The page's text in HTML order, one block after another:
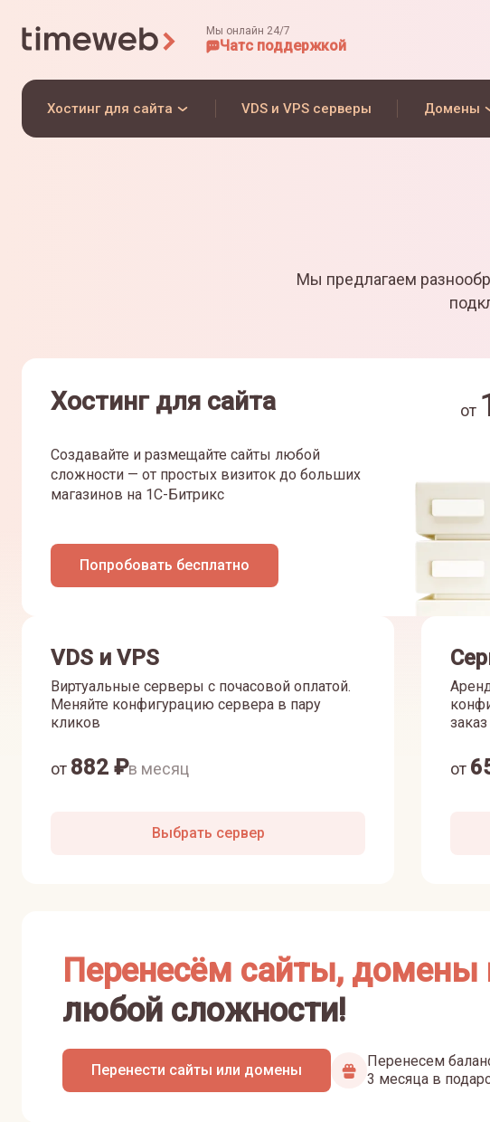
Мы онлайн 24/7
Чатс поддержкой
Хостинг для сайта VDS и VPS серверы Домены
Мы предлагаем
Хостинг для сайта
Создавайте и размещайте сайты любой
сложности — от простых визиток до больших
магазинов на 1С-Битрикс
Попробовать бесплатно
от
VDS и VPS
Виртуальные серверы с почасовой оплатой.
Меняйте конфигурацию сервера в пару
кликов
от 882 ₽в месяц
Выбрать сервер
заказ
от
Перенесём сайты, домены
любой сложности!
Перенести сайты или домены
Перенесем
3 месяца в